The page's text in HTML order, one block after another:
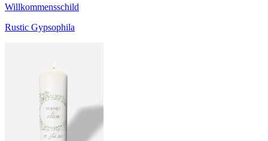
Willkommensschild
Rustic Gypsophila